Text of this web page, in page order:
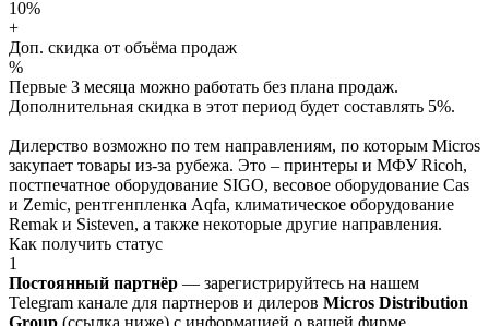
10%
+
Доп. скидка от объёма продаж
%
Первые 3 месяца можно работать без плана продаж.
Дополнительная скидка в этот период будет составлять 5%.
Дилерство возможно по тем направлениям, по которым Micros
закупает товары из-за рубежа. Это – принтеры и МФУ Ricoh,
постпечатное оборудование SIGO, весовое оборудование Cas
и Zemic, рентгенпленка Aqfa, климатическое оборудование
Remak и Sisteven, а также некоторые другие направления.
Как получить статус
1
Постоянный партнёр — зарегистрируйтесь на нашем
Telegram канале для партнеров и дилеров Micros Distribution
Group (ссылка ниже) с информацией о вашей фирме.